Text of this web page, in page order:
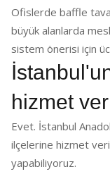
Ofislerde baffle
büyük alanlarda
sistem önerisi için
hizmet
Evet. İstanbul
ilçelerine hizmet
yapabiliyoruz.